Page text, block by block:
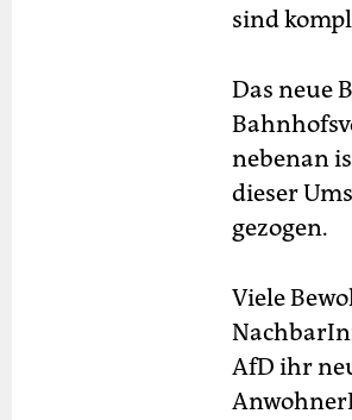
sind
Das neue
nebenan
dieser
gezogen.
Viele
AfD ihr